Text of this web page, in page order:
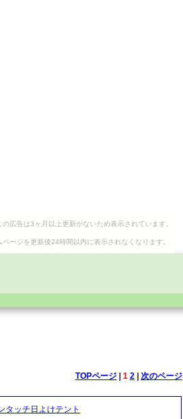
の広告は3ヶ月以上更新がないため表示されています。
ページを更新後24時間以内に表示されなくなります。
TOPページ| 1 2| 次のページ
ッチ日よけテント